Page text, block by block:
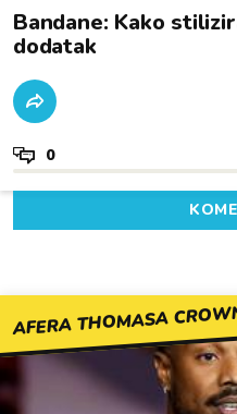
Bandane: Kako
dodatak
0
AFERA THOMASA